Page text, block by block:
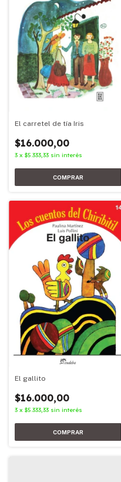
El carretel de tía Iris
$16.000,00
3 x $5.333,33 sin interés
El gallito
$16.000,00
3 x $5.333,33 sin interés